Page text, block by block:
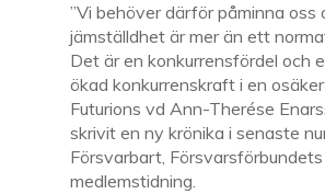
”Vi behöver därför påminna oss
jämställdhet är mer än ett
Det är en konkurrensfördel och
ökad konkurrenskraft i en osäker
Futurions vd Ann-Therése
skrivit en ny krönika i senaste
Försvarbart, Försvarsförbundets
medlemstidning.